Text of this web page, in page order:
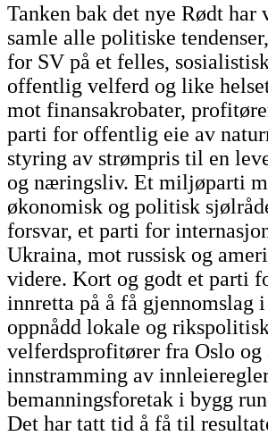
Tanken bak det nye Rødt
samle alle politiske
for SV på et felles,
offentlig velferd og like
mot finansakrobater,
parti for offentlig eie av
styring av strømpris til en
og næringsliv. Et miljøparti
økonomisk og politisk
forsvar, et parti for
Ukraina, mot russisk og
videre. Kort og godt et parti
innretta på å få
oppnådd lokale og
velferdsprofitører fra Oslo
innstramming av
bemanningsforetak i bygg
Det har tatt tid å få til